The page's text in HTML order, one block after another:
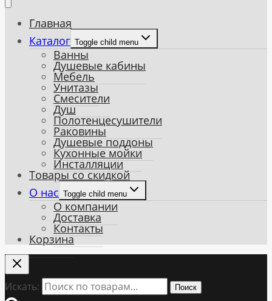
Главная
Каталог Toggle child menu
Ванны
Душевые кабины
Мебель
Унитазы
Смесители
Душ
Полотенцесушители
Раковины
Душевые поддоны
Кухонные мойки
Инсталляции
Товары со скидкой
О нас Toggle child menu
О компании
Доставка
Контакты
Корзина
Искать: Поиск